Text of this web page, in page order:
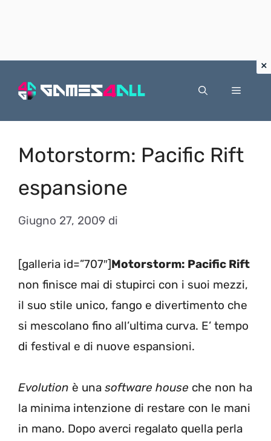
Menu
Motorstorm: Pacific Rift
espansione
Giugno 27, 2009 di
[galleria id=”707″]Motorstorm: Pacific Rift
non finisce mai di stupirci con i suoi mezzi,
il suo stile unico, fango e divertimento che
si mescolano fino all’ultima curva. E’ tempo
di festival e di nuove espansioni.
Evolution è una software house che non ha
la minima intenzione di restare con le mani
in mano. Dopo averci regalato quella perla